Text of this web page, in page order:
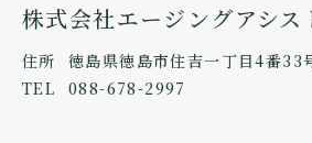
株式会社エージングアシス
住所
徳島県徳島市住吉一丁目4番33
TEL
088-678-2997